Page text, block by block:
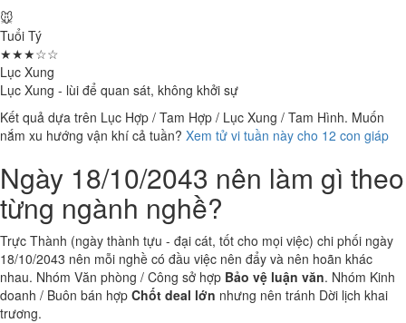
🐭
Tuổi Tý
★★★☆☆
Lục Xung
Lục Xung - lùi để quan sát, không khởi sự
Kết quả dựa trên Lục Hợp / Tam Hợp / Lục Xung / Tam Hình. Muốn
nắm xu hướng vận khí cả tuần? Xem tử vi tuần này cho 12 con giáp
Ngày 18/10/2043 nên làm gì theo
từng ngành nghề?
Trực Thành (ngày thành tựu - đại cát, tốt cho mọi việc) chi phối ngày
18/10/2043 nên mỗi nghề có đầu việc nên đẩy và nên hoãn khác
nhau. Nhóm Văn phòng / Công sở hợp Bảo vệ luận văn. Nhóm Kinh
doanh / Buôn bán hợp Chốt deal lớn nhưng nên tránh Dời lịch khai
trương.